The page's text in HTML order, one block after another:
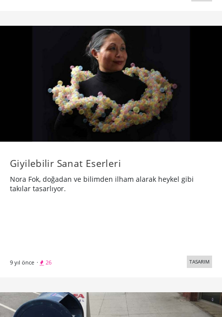
Giyilebilir Sanat Eserleri
Nora Fok, doğadan ve bilimden ilham alarak heykel gibi
takılar tasarlıyor.
9 yıl önce · 26 TASARIM